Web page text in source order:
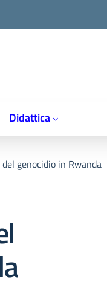
Didattica
genocidio in Rwanda